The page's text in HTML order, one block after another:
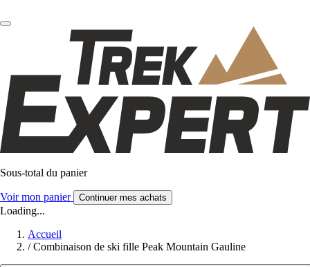
Sous-total du panier
Voir mon panier Continuer mes achats
Loading...
Accueil
/ Combinaison de ski fille Peak Mountain Gauline